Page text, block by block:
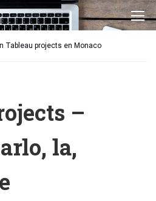
Tableau projects en Monaco
–
la,